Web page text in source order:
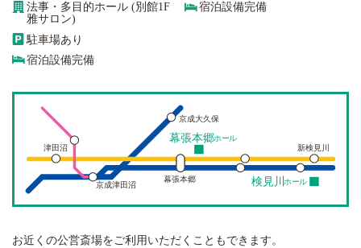
法事・多目的ホール (別館1F
雅サロン)
駐車場あり
宿泊設備完備
宿泊設備完備
幕張本郷ホール
検見川ホール
幕張本郷
京成大久保
京成津田沼
津田沼 新検見川
お近くの公営斎場をご利用いただくこともできます。